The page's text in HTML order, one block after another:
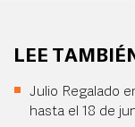
LEE
Julio Regalado
hasta el 18 de